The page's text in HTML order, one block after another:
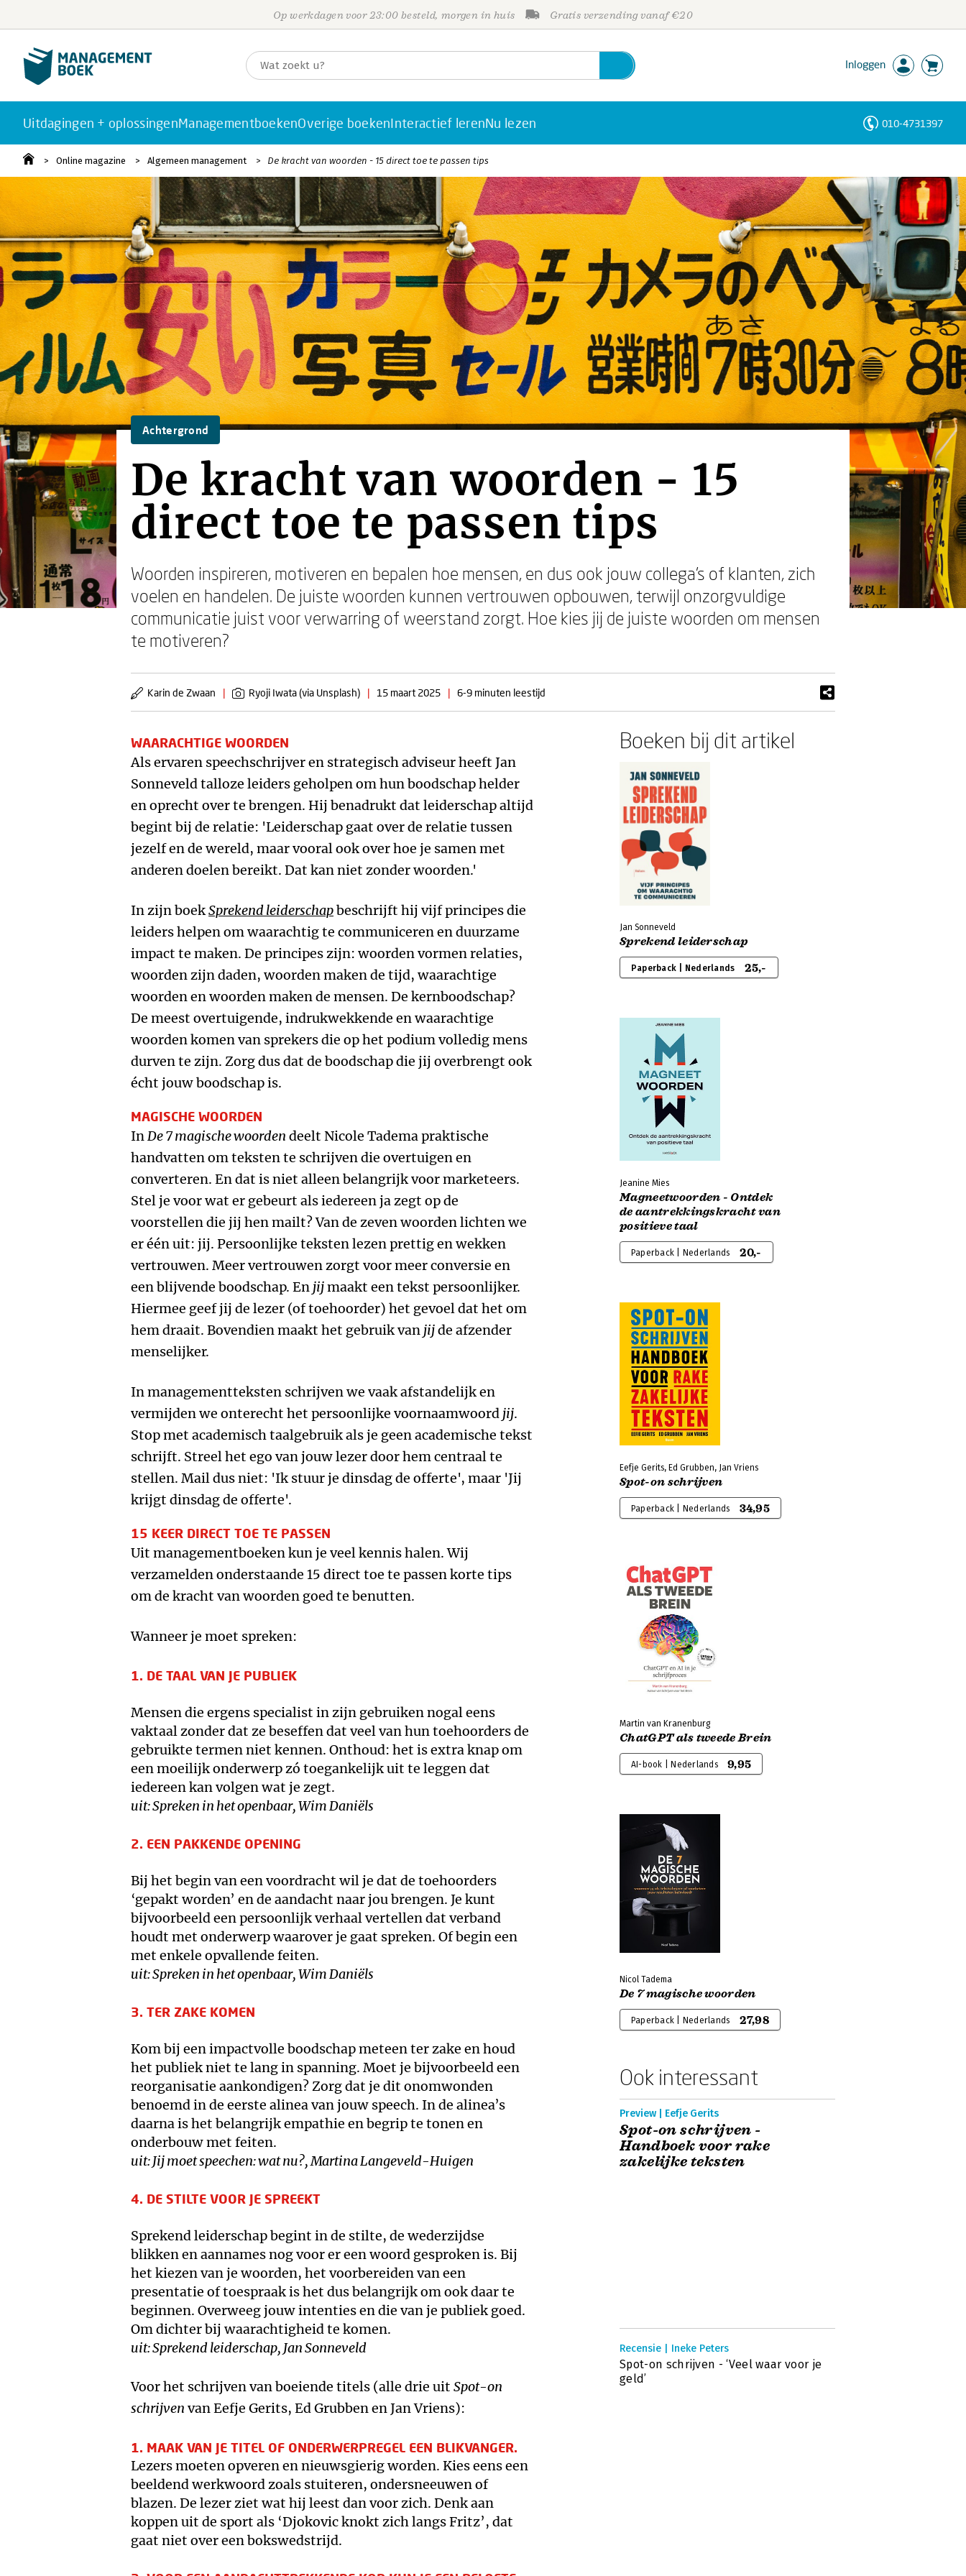
Op werkdagen voor 23:00 besteld, morgen in huis Gratis verzending vanaf €20
Inloggen
Uitdagingen + oplossingenManagementboekenOverige boekenInteractief lerenNu lezen 010-4731397
Online magazine Algemeen management De kracht van woorden - 15 direct toe te passen tips
Achtergrond
De kracht van woorden - 15
direct toe te passen tips
Woorden inspireren, motiveren en bepalen hoe mensen, en dus ook jouw collega’s of klanten, zich
voelen en handelen. De juiste woorden kunnen vertrouwen opbouwen, terwijl onzorgvuldige
communicatie juist voor verwarring of weerstand zorgt. Hoe kies jij de juiste woorden om mensen
te motiveren?
Karin de Zwaan | Ryoji Iwata (via Unsplash) | 15 maart 2025 | 6-9 minuten leestijd
WAARACHTIGE WOORDEN
Als ervaren speechschrijver en strategisch adviseur heeft Jan
Sonneveld talloze leiders geholpen om hun boodschap helder
en oprecht over te brengen. Hij benadrukt dat leiderschap altijd
begint bij de relatie: 'Leiderschap gaat over de relatie tussen
jezelf en de wereld, maar vooral ook over hoe je samen met
anderen doelen bereikt. Dat kan niet zonder woorden.'
In zijn boekSprekend leiderschapbeschrijft hij vijf principes die
leiders helpen om waarachtig te communiceren en duurzame
impact te maken. De principes zijn: woorden vormen relaties,
woorden zijn daden, woorden maken de tijd, waarachtige
woorden en woorden maken de mensen. De kernboodschap?
De meest overtuigende, indrukwekkende en waarachtige
woorden komen van sprekers die op het podium volledig mens
durven te zijn. Zorg dus dat de boodschap die jij overbrengt ook
écht jouw boodschap is.
MAGISCHE WOORDEN
InDe 7 magische woorden deelt Nicole Tadema praktische
handvatten om teksten te schrijven die overtuigen en
converteren. En dat is niet alleen belangrijk voor marketeers.
Stel je voor wat er gebeurt als iedereen ja zegt op de
voorstellen die jij hen mailt? Van de zeven woorden lichten we
er één uit: jij. Persoonlijke teksten lezen prettig en wekken
vertrouwen. Meer vertrouwen zorgt voor meer conversie en
een blijvende boodschap. En jijmaakt een tekst persoonlijker.
Hiermee geef jij de lezer (of toehoorder) het gevoel dat het om
hem draait. Bovendien maakt het gebruik van jijde afzender
menselijker.
In managementteksten schrijven we vaak afstandelijk en
vermijden we onterecht het persoonlijke voornaamwoord jij.
Stop met academisch taalgebruik als je geen academische tekst
schrijft. Streel het ego van jouw lezer door hem centraal te
stellen. Mail dus niet: 'Ik stuur je dinsdag de offerte', maar 'Jij
krijgt dinsdag de offerte'.
15 KEER DIRECT TOE TE PASSEN
Uit managementboeken kun je veel kennis halen. Wij
verzamelden onderstaande 15 direct toe te passen korte tips
om de kracht van woorden goed te benutten.
Wanneer je moet spreken:
1. DE TAAL VAN JE PUBLIEK
Mensen die ergens specialist in zijn gebruiken nogal eens
vaktaal zonder dat ze beseffen dat veel van hun toehoorders de
gebruikte termen niet kennen. Onthoud: het is extra knap om
een moeilijk onderwerp zó toegankelijk uit te leggen dat
iedereen kan volgen wat je zegt.
uit: Spreken in het openbaar, Wim Daniëls
2. EEN PAKKENDE OPENING
Bij het begin van een voordracht wil je dat de toehoorders
‘gepakt worden’ en de aandacht naar jou brengen. Je kunt
bijvoorbeeld een persoonlijk verhaal vertellen dat verband
houdt met onderwerp waarover je gaat spreken. Of begin een
met enkele opvallende feiten.
uit: Spreken in het openbaar, Wim Daniëls
3. TER ZAKE KOMEN
Kom bij een impactvolle boodschap meteen ter zake en houd
het publiek niet te lang in spanning. Moet je bijvoorbeeld een
reorganisatie aankondigen? Zorg dat je dit onomwonden
benoemd in de eerste alinea van jouw speech. In de alinea’s
daarna is het belangrijk empathie en begrip te tonen en
onderbouw met feiten.
uit: Jij moet speechen: wat nu?, Martina Langeveld-Huigen
4. DE STILTE VOOR JE SPREEKT
Sprekend leiderschap begint in de stilte, de wederzijdse
blikken en aannames nog voor er een woord gesproken is. Bij
het kiezen van je woorden, het voorbereiden van een
presentatie of toespraak is het dus belangrijk om ook daar te
beginnen. Overweeg jouw intenties en die van je publiek goed.
Om dichter bij waarachtigheid te komen.
uit: Sprekend leiderschap, Jan Sonneveld
Voor het schrijven van boeiende titels (alle drie uit Spot-on
schrijven van Eefje Gerits, Ed Grubben en Jan Vriens):
1. MAAK VAN JE TITEL OF ONDERWERPREGEL EEN BLIKVANGER.
Lezers moeten opveren en nieuwsgierig worden. Kies eens een
beeldend werkwoord zoals stuiteren, ondersneeuwen of
blazen. De lezer ziet wat hij leest dan voor zich. Denk aan
koppen uit de sport als ‘Djokovic knokt zich langs Fritz’, dat
gaat niet over een bokswedstrijd.
Boeken bij dit artikel
Jan Sonneveld
Sprekend leiderschap
Paperback | Nederlands 25,-
Jeanine Mies
Magneetwoorden - Ontdek
de aantrekkingskracht van
positieve taal
Paperback | Nederlands 20,-
Eefje Gerits, Ed Grubben, Jan Vriens
Spot-on schrijven
Paperback | Nederlands 34,95
Martin van Kranenburg
ChatGPT als tweede Brein
AI-book | Nederlands 9,95
Nicol Tadema
De 7 magische woorden
Paperback | Nederlands 27,98
Ook interessant
Preview | Eefje Gerits
Spot-on schrijven -
Handboek voor rake
zakelijke teksten
Recensie | Ineke Peters
Spot-on schrijven - ‘Veel waar voor je
geld’
Personen
Trefwoorden